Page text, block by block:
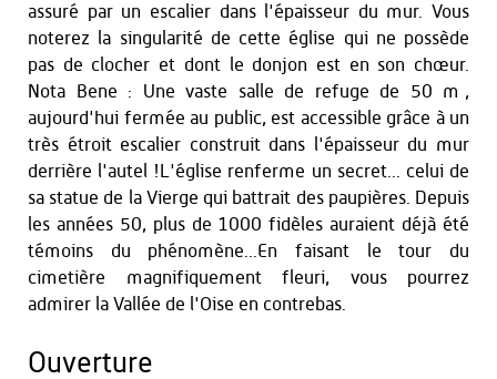
assuré par un escalier dans l'épaisseur du mur. Vous
noterez la singularité de cette église qui ne possède
pas de clocher et dont le donjon est en son chœur.
Nota Bene : Une vaste salle de refuge de 50 m²,
aujourd'hui fermée au public, est accessible grâce à un
très étroit escalier construit dans l'épaisseur du mur
derrière l'autel !L'église renferme un secret... celui de
sa statue de la Vierge qui battrait des paupières. Depuis
les années 50, plus de 1000 fidèles auraient déjà été
témoins du phénomène...En faisant le tour du
cimetière magnifiquement fleuri, vous pourrez
admirer la Vallée de l'Oise en contrebas.
Ouverture